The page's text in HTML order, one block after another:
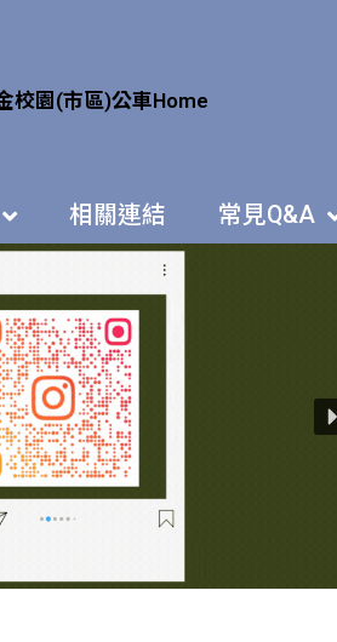
校園(市區)公車Home
相關連結 常見Q&A